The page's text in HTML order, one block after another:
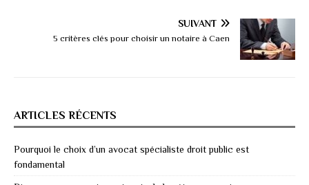
SUIVANT
5 critères clés pour choisir un notaire à Caen
ARTICLES RÉCENTS
Pourquoi le choix d’un avocat spécialiste droit public est
fondamental